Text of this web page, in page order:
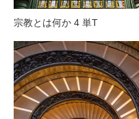
宗教とは何か 4 単T